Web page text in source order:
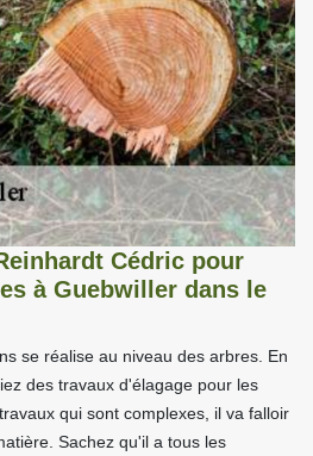
Cédric pour
à Guebwiller dans le
se réalise au niveau des arbres. En
des travaux d'élagage pour les
qui sont complexes, il va falloir
Sachez qu'il a tous les